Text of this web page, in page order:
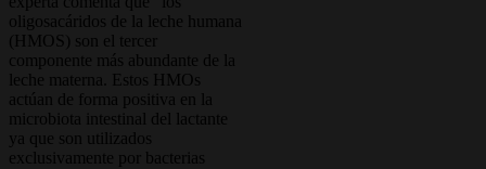
oligosacáridos de la leche humana
(HMOS) son el tercer
componente más abundante de la
leche materna. Estos HMOs
actúan de forma positiva en la
microbiota intestinal del lactante
ya que son utilizados
exclusivamente por bacterias